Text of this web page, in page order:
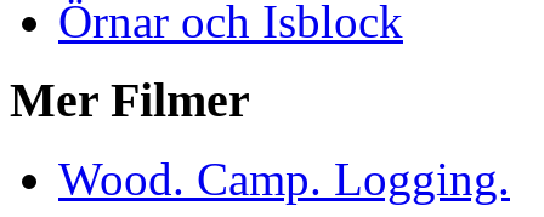
Örnar och Isblock
Mer Filmer
Wood. Camp. Logging.